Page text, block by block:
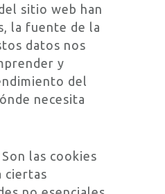
sitio web han
la fuente de la
datos nos
y
del
necesita
Son las cookies
ciertas